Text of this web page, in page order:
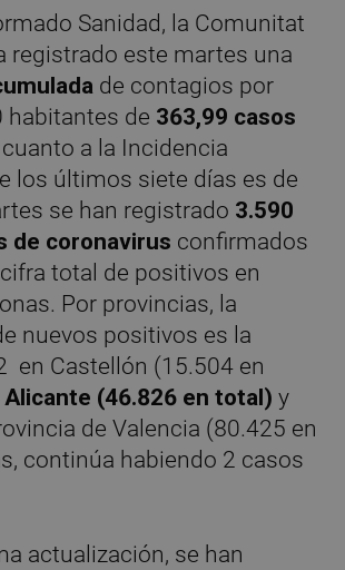
Sanidad, la Comunitat
registrado este martes una
de contagios por
habitantes de 363,99 casos
cuanto a la Incidencia
los últimos siete días es de
se han registrado 3.590
de coronavirus confirmados
total de positivos en
Por provincias, la
nuevos positivos es la
en Castellón (15.504 en
Alicante (46.826 en total) y
de Valencia (80.425 en
continúa habiendo 2 casos
actualización, se han